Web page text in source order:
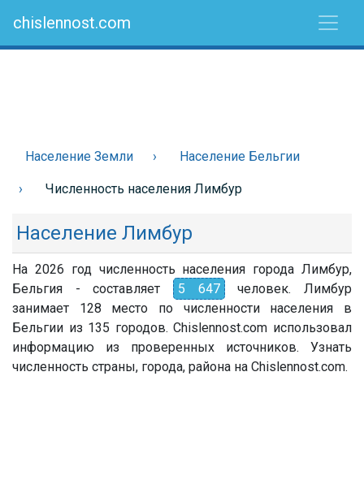
chislennost.com
Население Земли Население Бельгии
Численность населения Лимбур
Население Лимбур
На 2026 год численность населения города Лимбур,
Бельгия - составляет
5 647 человек. Лимбур
занимает 128 место по численности населения в
Бельгии из 135 городов. Chislennost.com использовал
информацию из проверенных источников. Узнать
численность страны, города, района на Chislennost.com.